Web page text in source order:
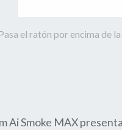
Pasa el ratón por encima de
Ai Smoke MAX